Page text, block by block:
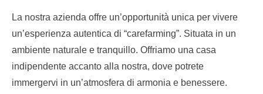
La nostra azienda offre un’opportunità unica per vivere
un’esperienza autentica di “carefarming”. Situata in un
ambiente naturale e tranquillo. Offriamo una casa
indipendente accanto alla nostra, dove potrete
immergervi in un’atmosfera di armonia e benessere.